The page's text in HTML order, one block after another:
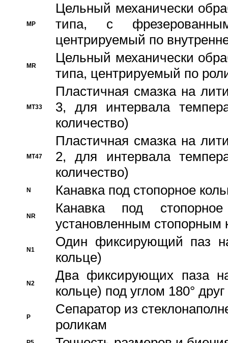
MP
Цельный механически
типа, с
центрируемый по
MR
Цельный механически
типа, центрируемый по
MT33
Пластичная смазка на
3, для интервала
количество)
MT47
Пластичная смазка на
2, для интервала
количество)
N Канавка под стопорное
NR
Канавка под
установленным стопорным
N1
Один фиксирующий паз
кольце)
N2
Два фиксирующих паза
кольце) под углом 180° друг
P
Cепаратор из
роликам